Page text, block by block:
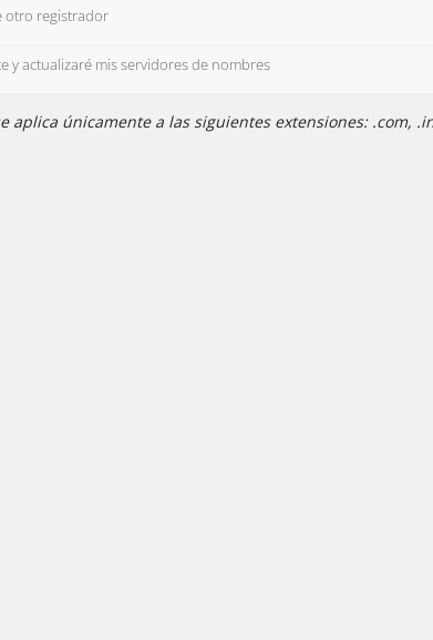
otro registrador
y actualizaré mis servidores de nombres
aplica únicamente a las siguientes extensiones: .com,